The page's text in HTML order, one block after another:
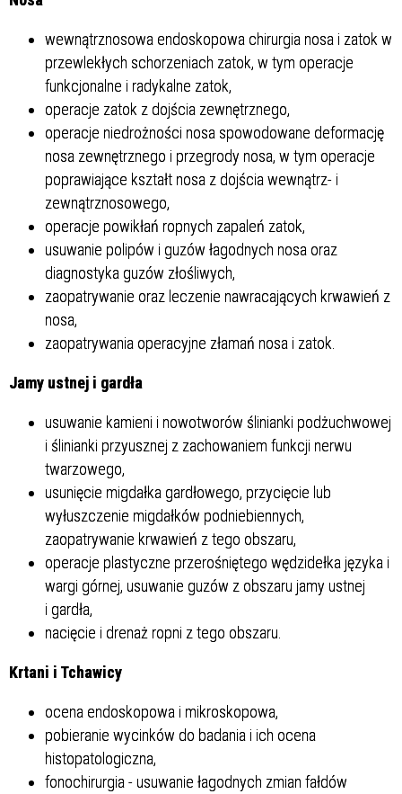
wewnątrznosowa endoskopowa chirurgia nosa i zatok w
przewlekłych schorzeniach zatok, w tym operacje
funkcjonalne i radykalne zatok,
operacje zatok z dojścia zewnętrznego,
operacje niedrożności nosa spowodowane deformację
nosa zewnętrznego i przegrody nosa, w tym operacje
poprawiające kształt nosa z dojścia wewnątrz- i
zewnątrznosowego,
operacje powikłań ropnych zapaleń zatok,
usuwanie polipów i guzów łagodnych nosa oraz
diagnostyka guzów złośliwych,
zaopatrywanie oraz leczenie nawracających krwawień z
nosa,
zaopatrywania operacyjne złamań nosa i zatok.
Jamy ustnej i gardła
usuwanie kamieni i nowotworów ślinianki podżuchwowej
i ślinianki przyusznej z zachowaniem funkcji nerwu
twarzowego,
usunięcie migdałka gardłowego, przycięcie lub
wyłuszczenie migdałków podniebiennych,
zaopatrywanie krwawień z tego obszaru,
operacje plastyczne przerośniętego wędzidełka języka i
wargi górnej, usuwanie guzów z obszaru jamy ustnej
i gardła,
nacięcie i drenaż ropni z tego obszaru.
Krtani i Tchawicy
ocena endoskopowa i mikroskopowa,
pobieranie wycinków do badania i ich ocena
histopatologiczna,
fonochirurgia - usuwanie łagodnych zmian fałdów